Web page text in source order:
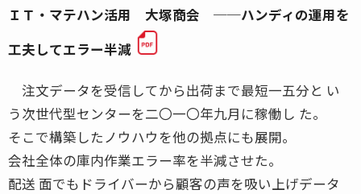
ＩＴ・マテハン活用 大塚商会 ──ハンディの運用を
工夫してエラー半減
注文データを受信してから出荷まで最短一五分と い
う次世代型センターを二〇一〇年九月に稼働し た。
そこで構築したノウハウを他の拠点にも展開。
会社全体の庫内作業エラー率を半減させた。
配送 面でもドライバーから顧客の声を吸い上げデータ